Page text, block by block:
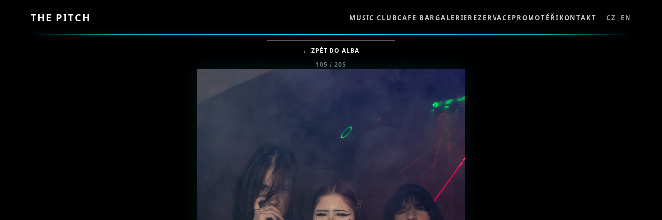
THE PITCH MUSIC CLUBCAFE BARGALERIEREZERVACEPROMOTÉŘIKONTAKT CZ | EN
← ZPĚT DO ALBA
105 / 205